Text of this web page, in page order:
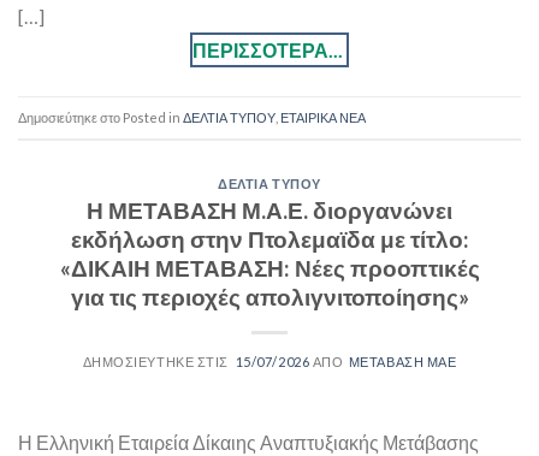
[…]
Posted in ΔΕΛΤΙΑ ΤΥΠΟΥ ΕΤΑΙΡΙΚΑ ΝΕΑ
ΔΕΛΤΙΑ ΤΥΠΟΥ
Η ΜΕΤΑΒΑΣΗ Μ.Α.Ε. διοργανώνει
εκδήλωση στην Πτολεμαϊδα με τίτλο:
«ΔΙΚΑΙΗ ΜΕΤΑΒΑΣΗ: Νέες προοπτικές
για τις περιοχές απολιγνιτοποίησης»
15/07/2026 ΜΕΤΑΒΑΣΗ ΜΑΕ
Η Ελληνική Εταιρεία Δίκαιης Αναπτυξιακής Μετάβασης